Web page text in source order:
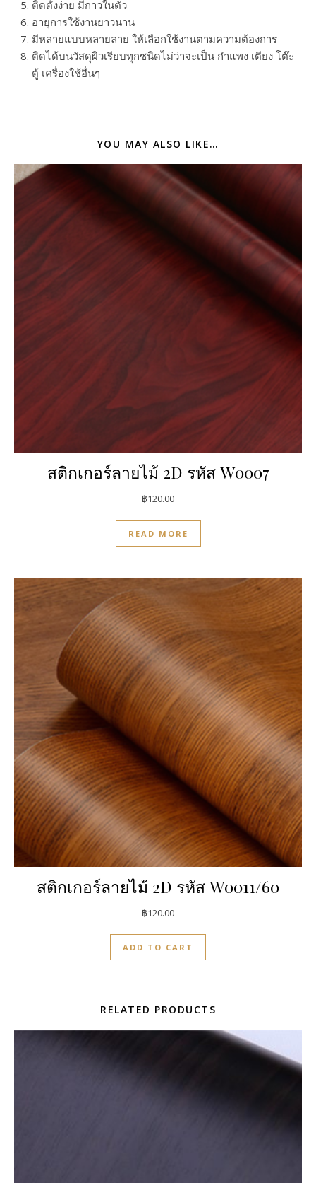
ติดตั้งง่าย มีกาวในตัว
อายุการใช้งานยาวนาน
มีหลายแบบหลายลาย ให้เลือกใช้งานตามความต้องการ
ติดได้บนวัสดุผิวเรียบทุกชนิดไม่ว่าจะเป็น กำแพง เตียง โต๊ะ
ตู้ เครื่องใช้อื่นๆ
YOU MAY ALSO LIKE…
สติกเกอร์ลายไม้ 2D รหัส W0007
฿120.00
READ MORE
สติกเกอร์ลายไม้ 2D รหัส W0011/60
฿120.00
ADD TO CART
RELATED PRODUCTS